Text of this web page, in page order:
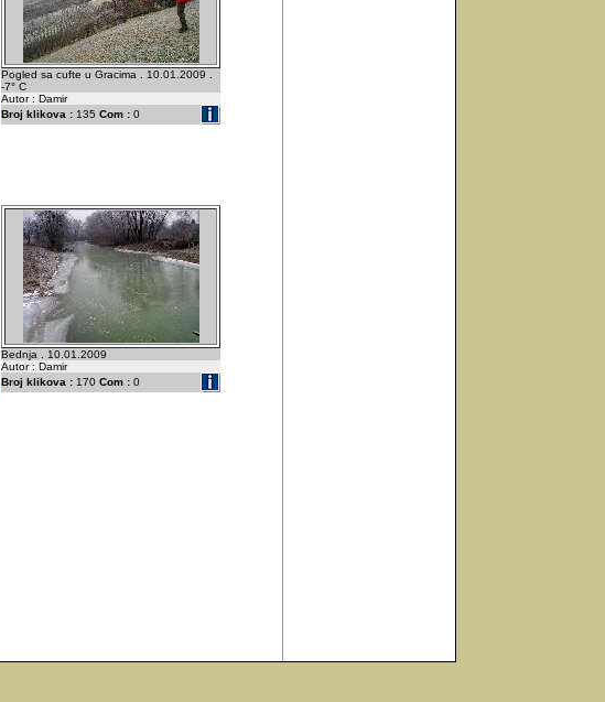
Pogled sa cufte u Gracima . 10.01.2009 .
-7° C
Autor : Damir
Broj klikova : 135 Com : 0
Bednja . 10.01.2009
Autor : Damir
Broj klikova : 170 Com : 0